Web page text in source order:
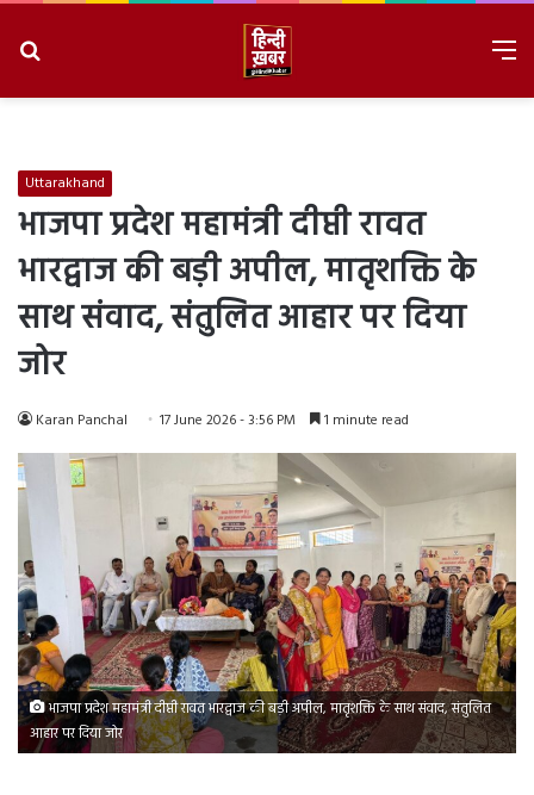
Uttarakhand
भाजपा प्रदेश महामंत्री दीप्ती रावत
भारद्वाज की बड़ी अपील, मातृशक्ति के
साथ संवाद, संतुलित आहार पर दिया
जोर
Karan Panchal 17 June 2026 - 3:56 PM 1 minute read
भाजपा प्रदेश महामंत्री दीप्ती रावत भारद्वाज की बड़ी अपील, मातृशक्ति के साथ संवाद, संतुलित
आहार पर दिया जोर